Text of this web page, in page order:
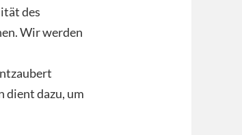
des
Wir werden
dient dazu, um